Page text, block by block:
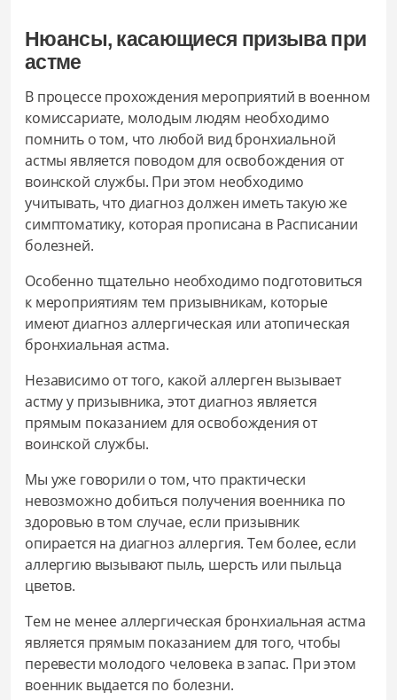
Нюансы, касающиеся призыва при
астме
В процессе прохождения мероприятий в военном
комиссариате, молодым людям необходимо
помнить о том, что любой вид бронхиальной
астмы является поводом для освобождения от
воинской службы. При этом необходимо
учитывать, что диагноз должен иметь такую же
симптоматику, которая прописана в Расписании
болезней.
Особенно тщательно необходимо подготовиться
к мероприятиям тем призывникам, которые
имеют диагноз аллергическая или атопическая
бронхиальная астма.
Независимо от того, какой аллерген вызывает
астму у призывника, этот диагноз является
прямым показанием для освобождения от
воинской службы.
Мы уже говорили о том, что практически
невозможно добиться получения военника по
здоровью в том случае, если призывник
опирается на диагноз аллергия. Тем более, если
аллергию вызывают пыль, шерсть или пыльца
цветов.
Тем не менее аллергическая бронхиальная астма
является прямым показанием для того, чтобы
перевести молодого человека в запас. При этом
военник выдается по болезни.